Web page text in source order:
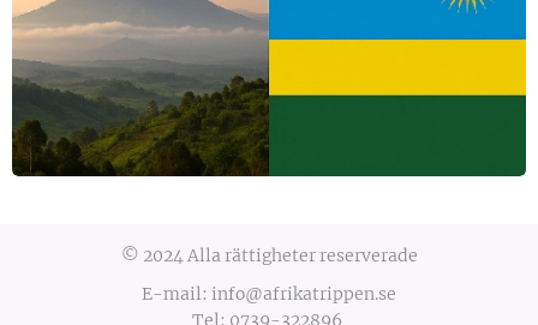
© 2024 Alla rättigheter reserverade
E-mail: info@afrikatrippen.se
Tel: 0739-322896